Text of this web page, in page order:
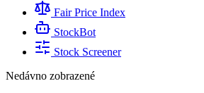
Fair Price Index
StockBot
Stock Screener
Nedávno zobrazené